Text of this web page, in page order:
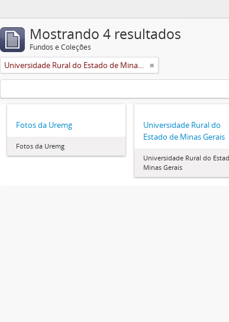
Mostrando 4 resultados
Fundos e Coleções
Universidade Rural do Estado de Minas Gerais (Uremg)
Fotos da Uremg
Fotos da Uremg
Universidade Rural do
Estado de Minas Gerais
Universidade Rural do
Minas Gerais